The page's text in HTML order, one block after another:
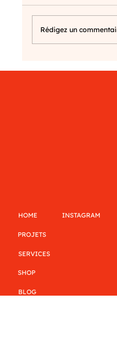
Être graphiste à Dijon
Rédigez un
HOME
PROJETS
SERVICES
SHOP
BLOG
INSTAGRAM